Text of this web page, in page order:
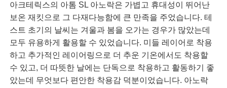
아크테릭스의 아톰 SL 아노락은 가볍고 휴대성이 뛰어난
보온 재킷으로 그 다재다능함에 큰 만족을 주었습니다. 테
스트 초기의 날씨는 겨울과 봄을 오가는 경우가 많았는데
모두 유용하게 활용할 수 있었습니다. 미들 레이어로 착용
하고 추가적인 레이어링으로 더 추운 기온에서도 착용할
수 있고, 더 따뜻한 날에는 단독으로 착용하고 활동하기 좋
았는데 무엇보다 편안한 착용감 덕분이었습니다. 아노락